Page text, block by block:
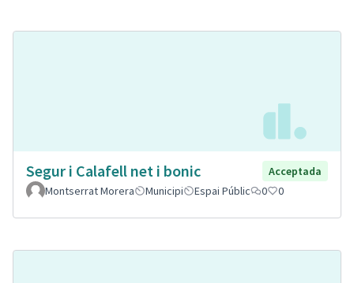
Segur i Calafell net i bonic
Acceptada
Montserrat Morera
Municipi Espai Públic 0 0